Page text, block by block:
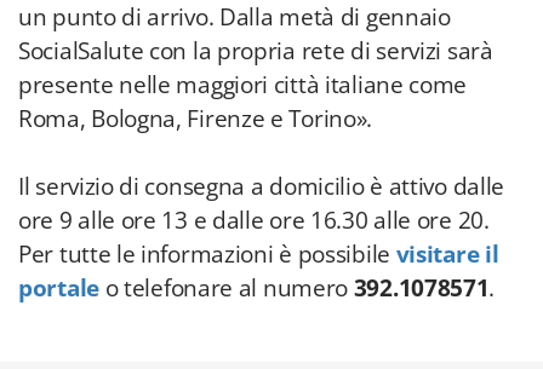
un punto di arrivo. Dalla metà di gennaio
SocialSalute con la propria rete di servizi sarà
presente nelle maggiori città italiane come
Roma, Bologna, Firenze e Torino».
Il servizio di consegna a domicilio è attivo dalle
ore 9 alle ore 13 e dalle ore 16.30 alle ore 20.
Per tutte le informazioni è possibile visitare il
portaleo telefonare al numero392.1078571.